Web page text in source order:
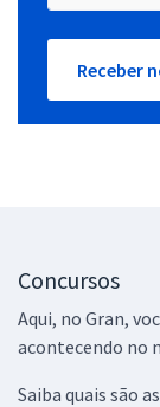
Receber
Concursos
Aqui, no Gran,
acontecendo no
Saiba quais são